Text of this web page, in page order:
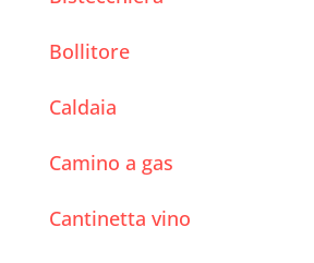
Bollitore
Caldaia
Camino a gas
Cantinetta vino